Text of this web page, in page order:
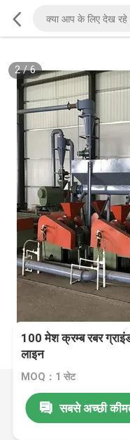
2/6
100 मेश क्रम्ब रबर
लाइन
MOQ：1 सेट
सबसे अच्छी